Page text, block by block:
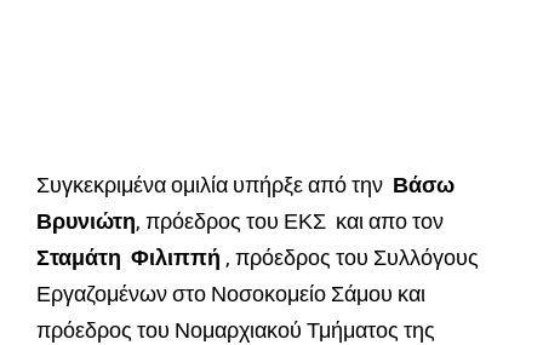
Συγκεκριμένα ομιλία υπήρξε από την Βάσω
Βρυνιώτη, πρόεδρος του ΕΚΣ και απο τον
Σταμάτη Φιλιππή , πρόεδρος του Συλλόγους
Εργαζομένων στο Νοσοκομείο Σάμου και
πρόεδρος του Νομαρχιακού Τμήματος της